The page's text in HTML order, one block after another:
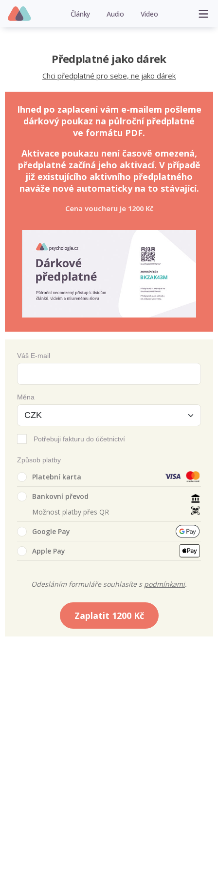
Články Audio Video
Předplatné jako dárek
Chci předplatné pro sebe, ne jako dárek
Ihned po zaplacení vám e-mailem pošleme
dárkový poukaz na půlroční předplatné
ve formátu PDF.
Aktivace poukazu není časově omezená,
předplatné začíná jeho aktivací. V případě
již existujícího aktivního předplatného
naváže nové automaticky na to stávající.
Cena voucheru je 1200 Kč
Váš E-mail
Měna
Potřebuji fakturu do účetnictví
Způsob platby
Platební karta
Bankovní převod
Možnost platby přes QR
Google Pay
Apple Pay
Odesláním formuláře souhlasíte s podmínkami.
Zaplatit 1200 Kč